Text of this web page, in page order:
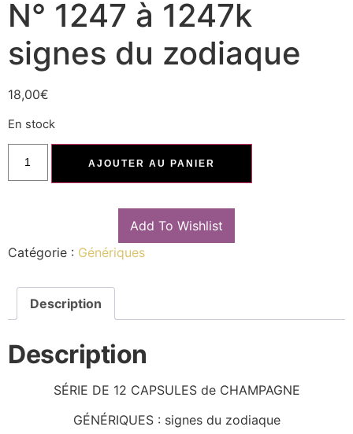
N° 1247 à 1247k
signes du zodiaque
18,00€
En stock
AJOUTER AU PANIER
Add To Wishlist
Catégorie : Génériques
Description
Description
SÉRIE DE 12 CAPSULES de CHAMPAGNE
GÉNÉRIQUES : signes du zodiaque